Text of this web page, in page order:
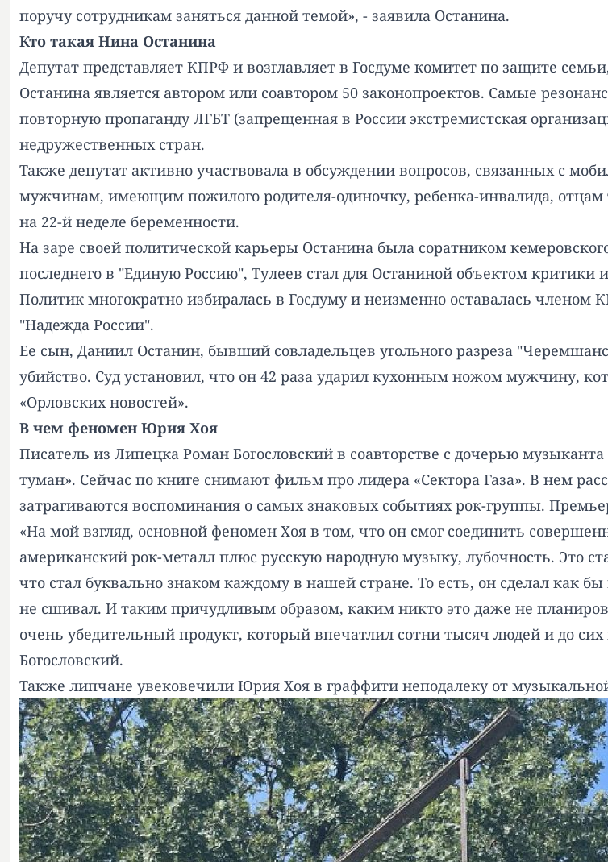
поручу сотрудникам заняться данной темой», - заявила Останина.
Кто такая Нина Останина
Депутат представляет КПРФ и возглавляет в Госдуме комитет по защите
Останина является автором или соавтором 50 законопроектов. Самые
повторную пропаганду ЛГБТ (запрещенная в России экстремистская
недружественных стран.
Также депутат активно участвовала в обсуждении вопросов, связанных с
мужчинам, имеющим пожилого родителя-одиночку, ребенка-инвалида, отцам
на 22-й неделе беременности.
На заре своей политической карьеры Останина была соратником
последнего в "Единую Россию", Тулеев стал для Останиной объектом критики
Политик многократно избиралась в Госдуму и неизменно оставалась
"Надежда России".
Ее сын, Даниил Останин, бывший совладельцев угольного разреза
убийство. Суд установил, что он 42 раза ударил кухонным ножом мужчину,
«Орловских новостей».
В чем феномен Юрия Хоя
Писатель из Липецка Роман Богословский в соавторстве с дочерью
туман». Сейчас по книге снимают фильм про лидера «Сектора Газа». В нем
затрагиваются воспоминания о самых знаковых событиях рок-группы.
«На мой взгляд, основной феномен Хоя в том, что он смог соединить
американский рок-металл плюс русскую народную музыку, лубочность. Это
что стал буквально знаком каждому в нашей стране. То есть, он сделал как
не сшивал. И таким причудливым образом, каким никто это даже не
очень убедительный продукт, который впечатлил сотни тысяч людей и до
Богословский.
Также липчане увековечили Юрия Хоя в граффити неподалеку от